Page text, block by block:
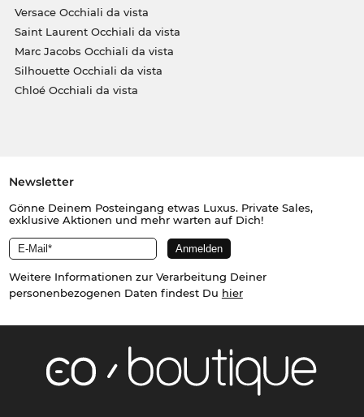
Versace Occhiali da vista
Saint Laurent Occhiali da vista
Marc Jacobs Occhiali da vista
Silhouette Occhiali da vista
Chloé Occhiali da vista
Newsletter
Gönne Deinem Posteingang etwas Luxus. Private Sales,
exklusive Aktionen und mehr warten auf Dich!
Weitere Informationen zur Verarbeitung Deiner
personenbezogenen Daten findest Du hier